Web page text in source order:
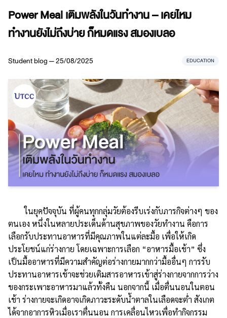
Power Meal เติมพลังในวันทำงาน – เคยไหม
ทำงานยังไม่ถึงบ่าย ก็หมดแรง สมองเบลอ
Student blog — 25/08/2025 EDUCATION
ในยุคปัจจุบัน ที่ผู้คนทุกกลุ่มวัยต้องรีบเร่งกับภารกิจต่างๆ ของ
ตนเอง หนึ่งในหลายประเด็นด้านสุขภาพของวัยทำงาน คือการ
เลือกรับประทานอาหารที่มีคุณภาพในแต่ละมื้อ เพื่อให้เกิด
ประโยชน์แก่ร่างกาย โดยเฉพาะการเลือก “อาหารมื้อเช้า” ซึ่ง
เป็นมื้ออาหารที่มีความสำคัญต่อร่างกายมากกว่ามื้ออื่นๆ การรับ
ประทานอาหารเช้าจะช่วยเติมสารอาหารเข้าสู่ร่างกายจากการว่าง
ของกระเพาะอาหารมาแล้วทั้งคืน นอกจากนี้ เมื่อตื่นนอนในตอน
เช้า ร่างกายจะเกิดอาจเกิดภาวะระดับน้ำตาลในเลือดจะต่ำ สังเกต
ได้จากอาการหิวเมื่อเราตื่นนอน การเคลื่อนไหวเพื่อทำกิจกรรม